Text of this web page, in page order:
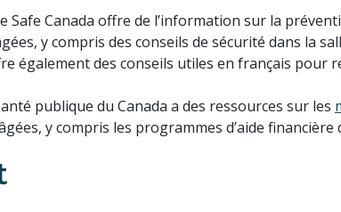
Safe Canada offre de l’information sur la
y compris des conseils de sécurité dans la
également des conseils utiles en français pour
publique du Canada a des ressources sur les
y compris les programmes d’aide financière